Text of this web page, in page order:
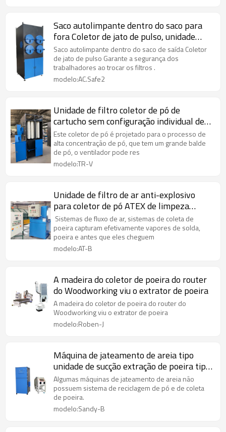
Saco autolimpante dentro do saco para
fora Coletor de jato de pulso, unidade
coletora de pó de cartucho BIBO
Saco autolimpante dentro do saco de saída Coletor
de jato de pulso Garante a segurança dos
trabalhadores ao trocar os filtros .
modelo:AC.Safe2
Unidade de filtro coletor de pó de
cartucho sem configuração individual de
ventilador-ventilador
Este coletor de pó é projetado para o processo de
alta concentração de pó, que tem um grande balde
de pó, o ventilador pode res
modelo:TR-V
Unidade de filtro de ar anti-explosivo
para coletor de pó ATEX de limpeza
automática por lastro / pó
Sistemas de fluxo de ar, sistemas de coleta de
poeira capturam efetivamente vapores de solda,
poeira e antes que eles cheguem
modelo:AT-B
A madeira do coletor de poeira do router
do Woodworking viu o extrator de poeira
A madeira do coletor de poeira do router do
Woodworking viu o extrator de poeira
modelo:Roben-J
Máquina de jateamento de areia tipo
unidade de sucção extração de poeira tipo
coletor de jato
Algumas máquinas de jateamento de areia não
possuem sistema de reciclagem de pó e de coleta
de poeira.
modelo:Sandy-B